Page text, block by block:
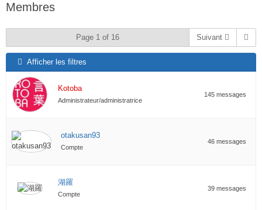
Membres
Page 1 of 16 Suivant
Afficher les filtres
Kotoba
Administrateur/administratrice
145 messages
otakusan93
Compte
46 messages
湖羅
Compte
39 messages